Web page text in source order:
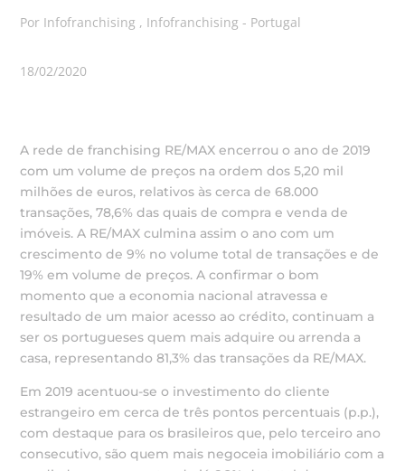
Por Infofranchising , Infofranchising - Portugal
18/02/2020
A rede de franchising RE/MAX encerrou o ano de 2019
com um volume de preços na ordem dos 5,20 mil
milhões de euros, relativos às cerca de 68.000
transações, 78,6% das quais de compra e venda de
imóveis. A RE/MAX culmina assim o ano com um
crescimento de 9% no volume total de transações e de
19% em volume de preços. A confirmar o bom
momento que a economia nacional atravessa e
resultado de um maior acesso ao crédito, continuam a
ser os portugueses quem mais adquire ou arrenda a
casa, representando 81,3% das transações da RE/MAX.
Em 2019 acentuou-se o investimento do cliente
estrangeiro em cerca de três pontos percentuais (p.p.),
com destaque para os brasileiros que, pelo terceiro ano
consecutivo, são quem mais negoceia imobiliário com a